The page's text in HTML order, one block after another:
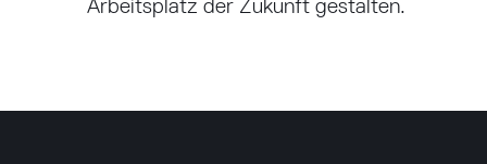
Arbeitsplatz der Zukunft gestalten.